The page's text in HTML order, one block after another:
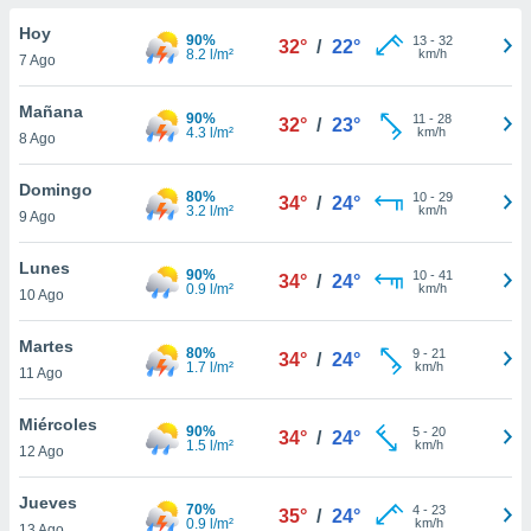
en
y
cookies
aceptar
Hoy
7 Ago
90%
8.2 l/m²
32° / 22° 13- 32
km/h
Mañana
8 Ago
90%
4.3 l/m²
32° / 23° 11 - 28
km/h
Domingo
9 Ago
80%
3.2 l/m²
34° / 24° 10- 29
km/h
Lunes
10 Ago
90%
0.9 l/m²
34° / 24° 10- 41
km/h
Martes
11 Ago
80%
1.7 l/m²
34° / 24° 9- 21
km/h
Miércoles
12 Ago
90%
1.5 l/m²
34° / 24° 5- 20
km/h
Jueves
70%
0.9 l/m²
35° / 24° 4- 23
km/h